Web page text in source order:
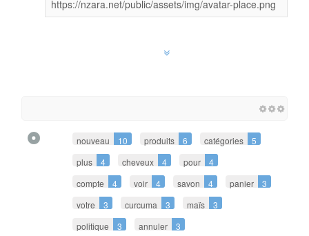
https://nzara.net/public/assets/img/avatar-place.png
nouveau 10 produits 6 catégories
5
plus
4 cheveux 4 pour
4
compte
4 voir 4 savon 4 panier
3
votre
3 curcuma 3 maïs
3
politique
3 annuler 3